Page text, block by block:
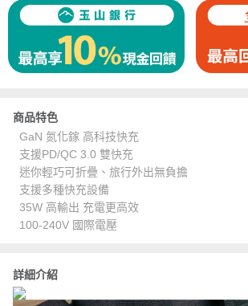
商品特色
GaN 氮化鎵 高科技快充
支援PD/QC 3.0 雙快充
迷你輕巧可折疊、旅行外出無負擔
支援多種快充設備
35W 高輸出 充電更高效
100-240V 國際電壓
詳細介紹